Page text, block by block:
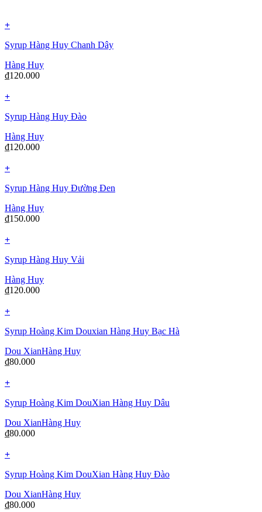
+
Syrup Hàng Huy Chanh Dây
Hàng Huy
₫120.000
+
Syrup Hàng Huy Đào
Hàng Huy
₫120.000
+
Syrup Hàng Huy Đường Đen
Hàng Huy
₫150.000
+
Syrup Hàng Huy Vải
Hàng Huy
₫120.000
+
Syrup Hoàng Kim Douxian Hàng Huy Bạc Hà
Dou XianHàng Huy
₫80.000
+
Syrup Hoàng Kim DouXian Hàng Huy Dâu
Dou XianHàng Huy
₫80.000
+
Syrup Hoàng Kim DouXian Hàng Huy Đào
Dou XianHàng Huy
₫80.000